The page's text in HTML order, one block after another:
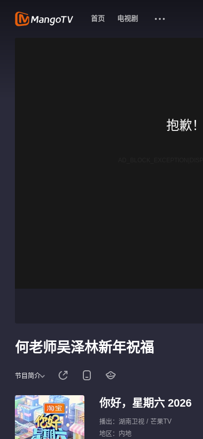
首页 电视剧
抱歉
何老师吴泽林新年祝福
节目简介
你好，星期六 2026
播出：湖南卫视 / 芒果TV
地区：内地